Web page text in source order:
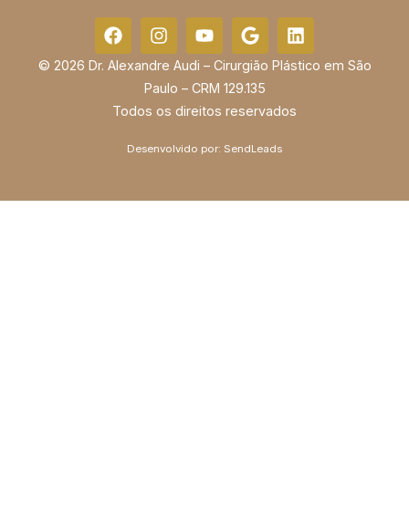
© 2026 Dr. Alexandre Audi – Cirurgião Plástico em São
Paulo – CRM 129.135
Todos os direitos reservados
Desenvolvido por: SendLeads